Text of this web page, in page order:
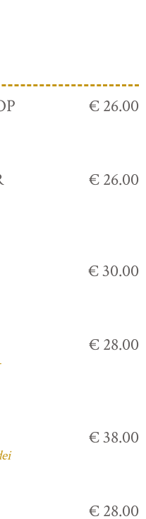
€ 26.00
€ 26.00
€ 30.00
€ 28.00
€ 38.00
€ 28.00